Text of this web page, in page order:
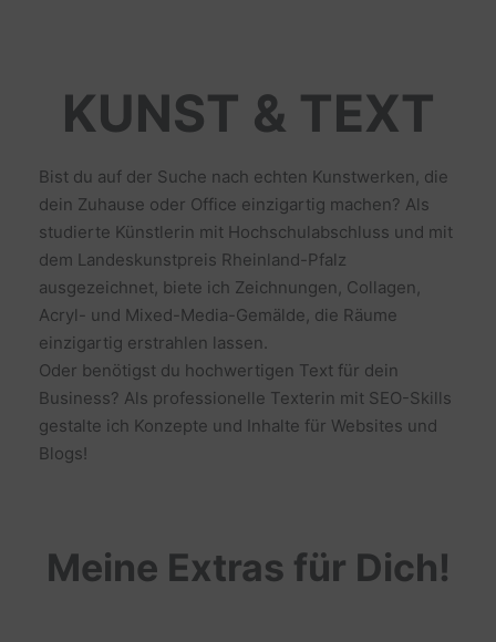
KUNST & TEXT
Bist du auf der Suche nach echten Kunstwerken, die
dein Zuhause oder Office einzigartig machen? Als
studierte Künstlerin mit Hochschulabschluss und mit
dem Landeskunstpreis Rheinland-Pfalz
ausgezeichnet, biete ich Zeichnungen, Collagen,
Acryl- und Mixed-Media-Gemälde, die Räume
einzigartig erstrahlen lassen.
Oder benötigst du hochwertigen Text für dein
Business? Als professionelle Texterin mit SEO-Skills
gestalte ich Konzepte und Inhalte für Websites und
Blogs!
Meine Extras für Dich!